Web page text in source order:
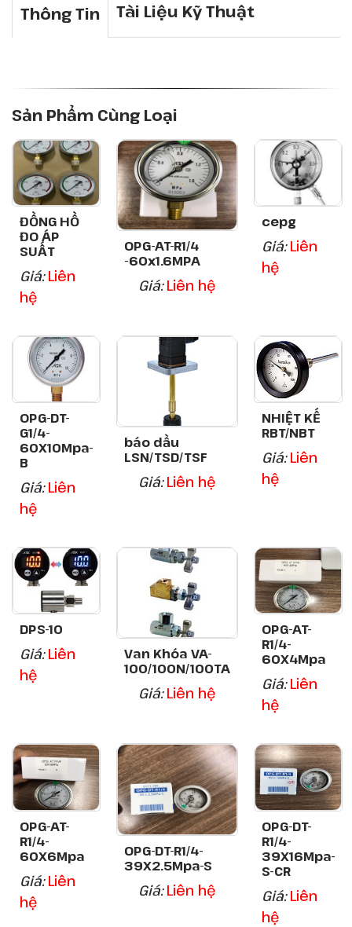
Thông Tin Tài Liệu Kỹ Thuật
Sản Phẩm Cùng Loại
ĐỒNG HỒ
ĐO ÁP
SUẤT
Giá:Liên
hệ
OPG-AT-R1/4
-60x1.6MPA
Giá:Liên hệ
cepg
Giá:Liên
hệ
OPG-DT-
G1/4-
60X10Mpa-
B
Giá:Liên
hệ
báo dầu
LSN/TSD/TSF
Giá:Liên hệ
NHIỆT KẾ
RBT/NBT
Giá:Liên
hệ
DPS-10
Giá:Liên
hệ
Van Khóa VA-
100/100N/100TA
Giá:Liên hệ
OPG-AT-
R1/4-
60X4Mpa
Giá:Liên
hệ
OPG-AT-
R1/4-
60X6Mpa
Giá:Liên
hệ
OPG-DT-R1/4-
39X2.5Mpa-S
Giá:Liên hệ
OPG-DT-
R1/4-
39X16Mpa-
S-CR
Giá:Liên
hệ